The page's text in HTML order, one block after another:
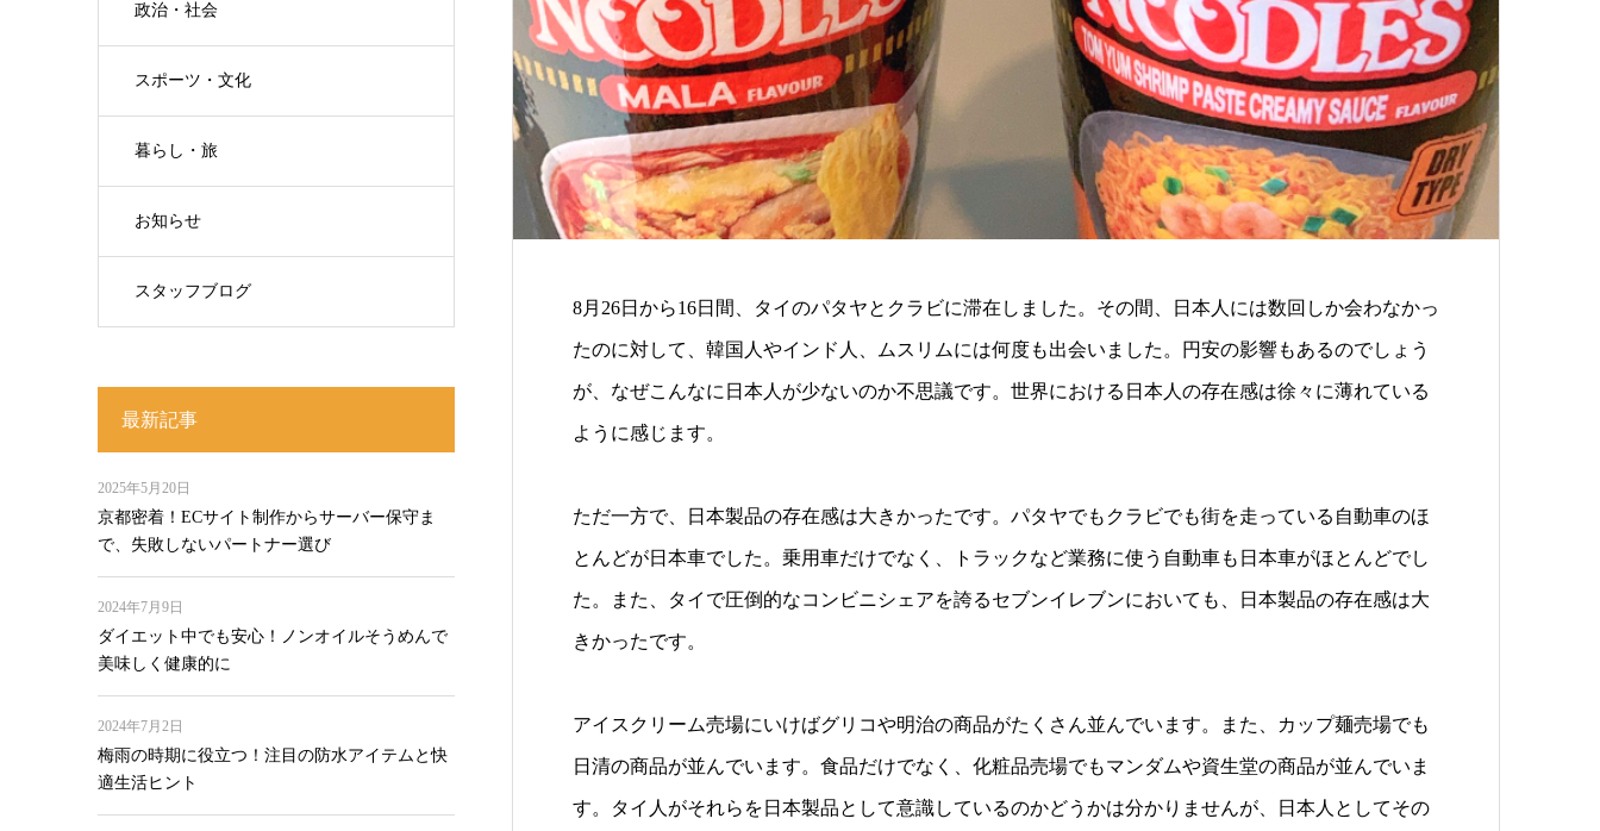
政治・社会
スポーツ・文化
暮らし・旅
お知らせ
スタッフブログ
8月26日から16日間、タイのパタヤとクラビに滞在しました。その間、日本人には数回しか会わなかっ
たのに対して、韓国人やインド人、ムスリムには何度も出会いました。円安の影響もあるのでしょう
が、なぜこんなに日本人が少ないのか不思議です。世界における日本人の存在感は徐々に薄れている
ように感じます。
ただ一方で、日本製品の存在感は大きかったです。パタヤでもクラビでも街を走っている自動車のほ
とんどが日本車でした。乗用車だけでなく、トラックなど業務に使う自動車も日本車がほとんどでし
た。また、タイで圧倒的なコンビニシェアを誇るセブンイレブンにおいても、日本製品の存在感は大
きかったです。
アイスクリーム売場にいけばグリコや明治の商品がたくさん並んでいます。また、カップ麺売場でも
日清の商品が並んでいます。食品だけでなく、化粧品売場でもマンダムや資生堂の商品が並んでいま
す。タイ人がそれらを日本製品として意識しているのかどうかは分かりませんが、日本人としてその
最新記事
京都密着！ECサイト制作からサーバー保守ま
で、失敗しないパートナー選び
2025年5月20日
ダイエット中でも安心！ノンオイルそうめんで
美味しく健康的に
2024年7月9日
梅雨の時期に役立つ！注目の防水アイテムと快
適生活ヒント
2024年7月2日